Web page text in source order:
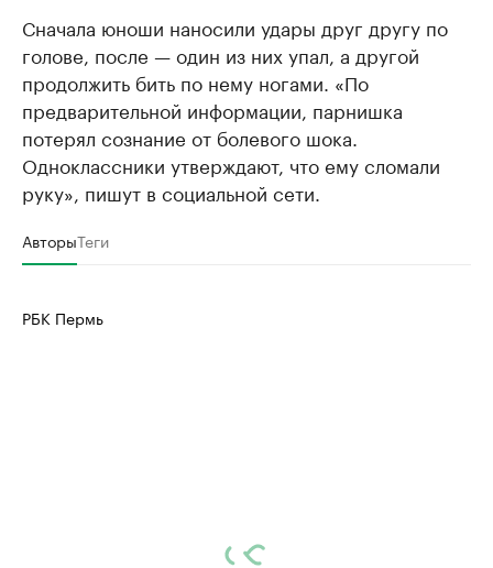
Сначала юноши наносили удары друг другу по
голове, после — один из них упал, а другой
продолжить бить по нему ногами. «По
предварительной информации, парнишка
потерял сознание от болевого шока.
Одноклассники утверждают, что ему сломали
руку», пишут в социальной сети.
АвторыТеги
РБК Пермь